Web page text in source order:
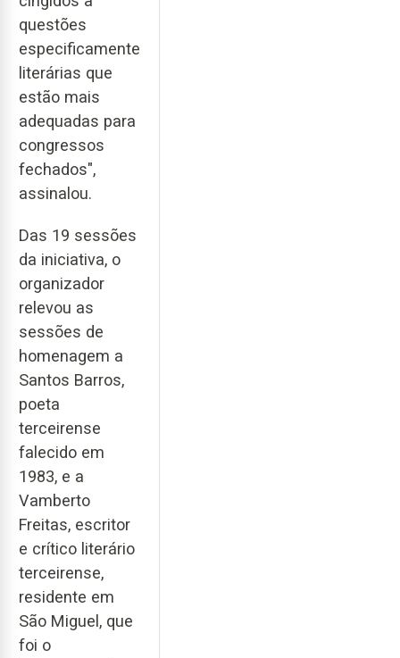
questões
especificamente
literárias que
estão mais
adequadas para
congressos
fechados",
assinalou.
Das 19 sessões
da iniciativa, o
organizador
relevou as
sessões de
homenagem a
Santos Barros,
poeta
terceirense
falecido em
1983, e a
Vamberto
Freitas, escritor
e crítico literário
terceirense,
residente em
São Miguel, que
foi o